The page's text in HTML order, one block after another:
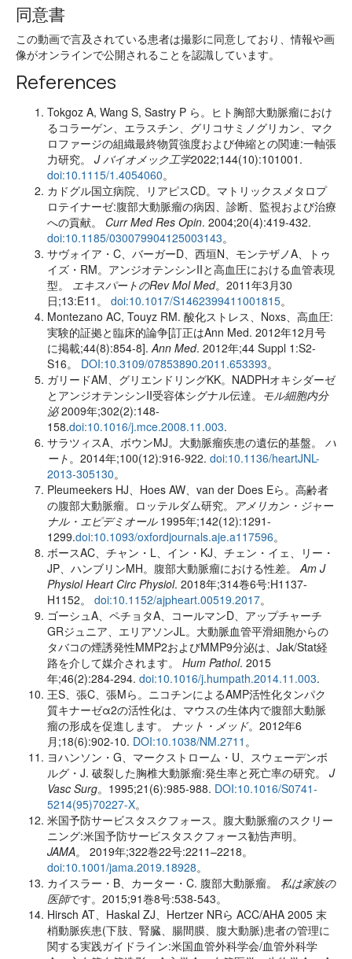
同意書
この動画で言及されている患者は撮影に同意しており、情報や画
像がオンラインで公開されることを認識しています。
References
Tokgoz A, Wang S, Sastry P ら。ヒト胸部大動脈瘤におけ
るコラーゲン、エラスチン、グリコサミノグリカン、マク
ロファージの組織最終物質強度および伸縮との関連:一軸張
力研究。 J バイオメック工学2022;144(10):101001.
doi:10.1115/1.4054060。
カドグル国立病院、リアピスCD。マトリックスメタロプ
ロテイナーゼ:腹部大動脈瘤の病因、診断、監視および治療
への貢献。 Curr Med Res Opin. 2004;20(4):419-432.
doi:10.1185/030079904125003143。
サヴォイア・C、バーガーD、西垣N、モンテザノA、トゥ
イズ・RM。アンジオテンシンIIと高血圧における血管表現
型。 エキスパートのRev Mol Med。2011年3月30
日;13:E11。 doi:10.1017/S1462399411001815。
Montezano AC, Touyz RM. 酸化ストレス、Noxs、高血圧:
実験的証拠と臨床的論争[訂正はAnn Med. 2012年12月号
に掲載;44(8):854-8]. Ann Med. 2012年;44 Suppl 1:S2-
S16。 DOI:10.3109/07853890.2011.653393。
ガリードAM、グリエンドリングKK。NADPHオキシダーゼ
とアンジオテンシンII受容体シグナル伝達。 モル細胞内分
泌 2009年;302(2):148-
158.doi:10.1016/j.mce.2008.11.003.
サラツィスA、ボウンMJ。大動脈瘤疾患の遺伝的基盤。 ハ
ート 。2014年;100(12):916-922. doi:10.1136/heartJNL-
2013-305130。
Pleumeekers HJ、Hoes AW、van der Does Eら。高齢者
の腹部大動脈瘤。ロッテルダム研究。
アメリカン・ジャー
ナル・エピデミオール 1995年;142(12):1291-
1299.doi:10.1093/oxfordjournals.aje.a117596。
ボースAC、チャン・L、イン・KJ、チェン・イェ、リー・
JP、ハンブリンMH。腹部大動脈瘤における性差。 Am J
Physiol Heart Circ Physiol. 2018年;314巻6号:H1137-
H1152。 doi:10.1152/ajpheart.00519.2017。
ゴーシュA、ペチョタA、コールマンD、アップチャーチ
GRジュニア、エリアソンJL。大動脈血管平滑細胞からの
タバコの煙誘発性MMP2およびMMP9分泌は、Jak/Stat経
路を介して媒介されます。 Hum Pathol. 2015
年;46(2):284-294. doi:10.1016/j.humpath.2014.11.003.
王S、張C、張Mら。ニコチンによるAMP活性化タンパク
質キナーゼα2の活性化は、マウスの生体内で腹部大動脈
瘤の形成を促進します。 ナット・メッド。2012年6
月;18(6):902-10. DOI:10.1038/NM.2711 。
ヨハンソン・G、マークストローム・U、スウェーデンボ
ルグ・J. 破裂した胸椎大動脈瘤:発生率と死亡率の研究。 J
Vasc Surg。1995;21(6):985-988. DOI:10.1016/S0741-
5214(95)70227-X。
米国予防サービスタスクフォース。腹大動脈瘤のスクリー
ニング:米国予防サービスタスクフォース勧告声明。
JAMA。
2019年;322巻22号:2211–2218。
doi:10.1001/jama.2019.18928。
カイスラー・B、カーター・C. 腹部大動脈瘤。 私は家族の
医師です。2015;91巻8号:538-543。
Hirsch AT、Haskal ZJ、Hertzer NRら ACC/AHA 2005 末
梢動脈疾患(下肢、腎臓、腸間膜、腹大動脈)患者の管理に
関する実践ガイドライン:米国血管外科学会/血管外科学